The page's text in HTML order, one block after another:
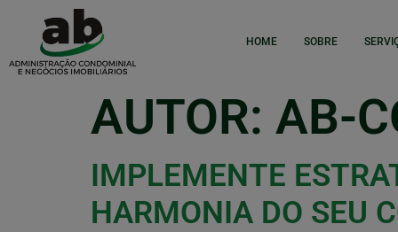
HOME SOBRE
AUTOR: AB-
IMPLEMENTE
HARMONIA DO SEU